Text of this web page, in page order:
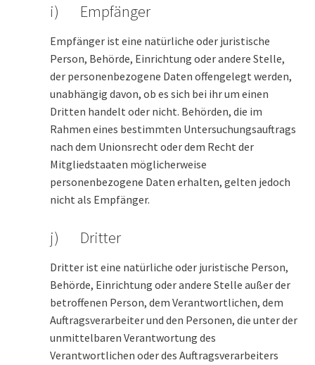
i) Empfänger
Empfänger ist eine natürliche oder juristische
Person, Behörde, Einrichtung oder andere Stelle,
der personenbezogene Daten offengelegt werden,
unabhängig davon, ob es sich bei ihr um einen
Dritten handelt oder nicht. Behörden, die im
Rahmen eines bestimmten Untersuchungsauftrags
nach dem Unionsrecht oder dem Recht der
Mitgliedstaaten möglicherweise
personenbezogene Daten erhalten, gelten jedoch
nicht als Empfänger.
j) Dritter
Dritter ist eine natürliche oder juristische Person,
Behörde, Einrichtung oder andere Stelle außer der
betroffenen Person, dem Verantwortlichen, dem
Auftragsverarbeiter und den Personen, die unter der
unmittelbaren Verantwortung des
Verantwortlichen oder des Auftragsverarbeiters